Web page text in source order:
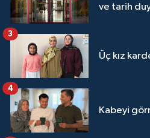
ve tarih
Üç kız
3
Kabeyi
4